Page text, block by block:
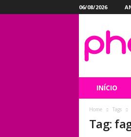
06/08/2026
INÍCIO
Home Tags
Tag: